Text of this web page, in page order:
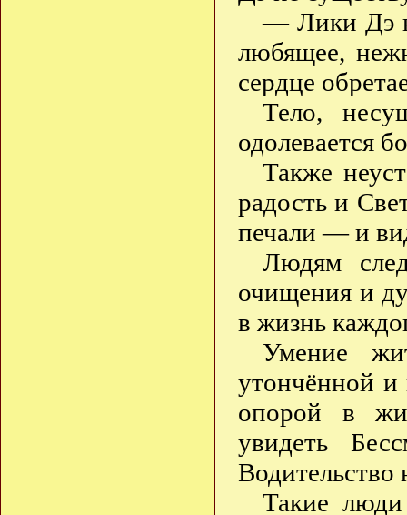
— Лики Дэ
любящее,
сердце
Тело,
одолевается
Также
радость и
печали — и
Людям
очищения и
в жизнь
Умение
утончённой
опорой в
увидеть
Такие